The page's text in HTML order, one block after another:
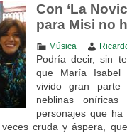
Con ‘La
para Misi no
Música
Podría decir, sin
que María Isabel
vivido gran
neblinas
personajes que
cruda y áspera,